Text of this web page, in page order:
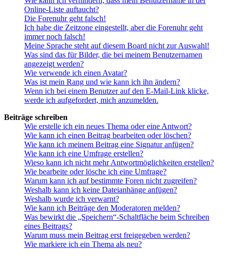
Online-Liste auftaucht?
Die Forenuhr geht falsch!
Ich habe die Zeitzone eingestellt, aber die Forenuhr geht
immer noch falsch!
Meine Sprache steht auf diesem Board nicht zur Auswahl!
Was sind das für Bilder, die bei meinem Benutzernamen
angezeigt werden?
Wie verwende ich einen Avatar?
Was ist mein Rang und wie kann ich ihn ändern?
Wenn ich bei einem Benutzer auf den E-Mail-Link klicke,
werde ich aufgefordert, mich anzumelden.
Beiträge schreiben
Wie erstelle ich ein neues Thema oder eine Antwort?
Wie kann ich einen Beitrag bearbeiten oder löschen?
Wie kann ich meinem Beitrag eine Signatur anfügen?
Wie kann ich eine Umfrage erstellen?
Wieso kann ich nicht mehr Antwortmöglichkeiten erstellen?
Wie bearbeite oder lösche ich eine Umfrage?
Warum kann ich auf bestimmte Foren nicht zugreifen?
Weshalb kann ich keine Dateianhänge anfügen?
Weshalb wurde ich verwarnt?
Wie kann ich Beiträge den Moderatoren melden?
Was bewirkt die „Speichern“-Schaltfläche beim Schreiben
eines Beitrags?
Warum muss mein Beitrag erst freigegeben werden?
Wie markiere ich ein Thema als neu?